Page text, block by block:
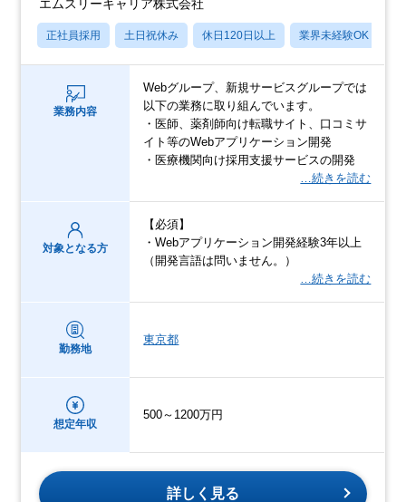
エムスリーキャリア株式会社
正社員採用 土日祝休み 休日120日以上 業界未経験OK
業務内容
Webグループ、新規サービスグループでは
以下の業務に取り組んでいます。
・医師、薬剤師向け転職サイト、口コミサ
イト等のWebアプリケーション開発
・医療機関向け採用支援サービスの開発
…続きを読む
対象となる方
【必須】
・Webアプリケーション開発経験3年以上
（開発言語は問いません。）
…続きを読む
勤務地
東京都
想定年収
500～1200万円
詳しく見る